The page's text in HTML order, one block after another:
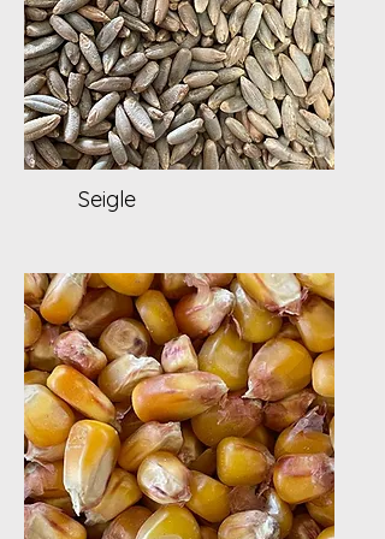
Seigle